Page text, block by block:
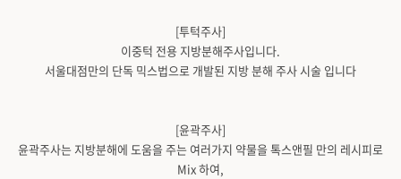
[투턱주사]
이중턱 전용 지방분해주사입니다.
서울대점만의 단독 믹스법으로 개발된 지방 분해 주사 시술 입니다
[윤곽주사]
윤곽주사는 지방분해에 도움을 주는 여러가지 약물을 톡스앤필 만의 레시피로
Mix 하여,